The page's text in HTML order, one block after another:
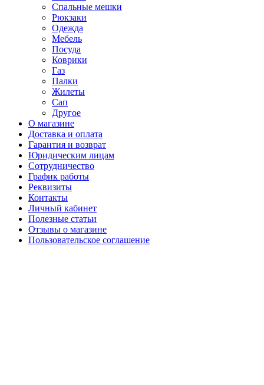
Спальные мешки
Рюкзаки
Одежда
Мебель
Посуда
Коврики
Газ
Палки
Жилеты
Сап
Другое
О магазине
Доставка и оплата
Гарантия и возврат
Юридическим лицам
Сотрудничество
График работы
Реквизиты
Контакты
Личный кабинет
Полезные статьи
Отзывы о магазине
Пользовательское соглашение